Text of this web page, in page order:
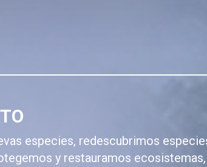
especies, redescubrimos
y restauramos